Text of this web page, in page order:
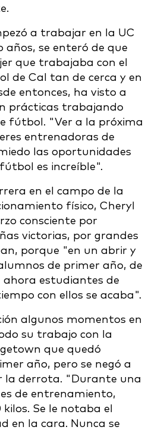
a trabajar en la UC
años, se enteró de que
que trabajaba con el
de Cal tan de cerca y en
entonces, ha visto a
prácticas trabajando
fútbol. "Ver a la próxima
entrenadoras de
las oportunidades
es increíble".
en el campo de la
físico, Cheryl
consciente por
victorias, por grandes
porque "en un abrir y
de primer año, de
ahora estudiantes de
con ellos se acaba".
algunos momentos en
su trabajo con la
que quedó
año, pero se negó a
la derrota. "Durante una
de entrenamiento,
Se le notaba el
en la cara. Nunca se